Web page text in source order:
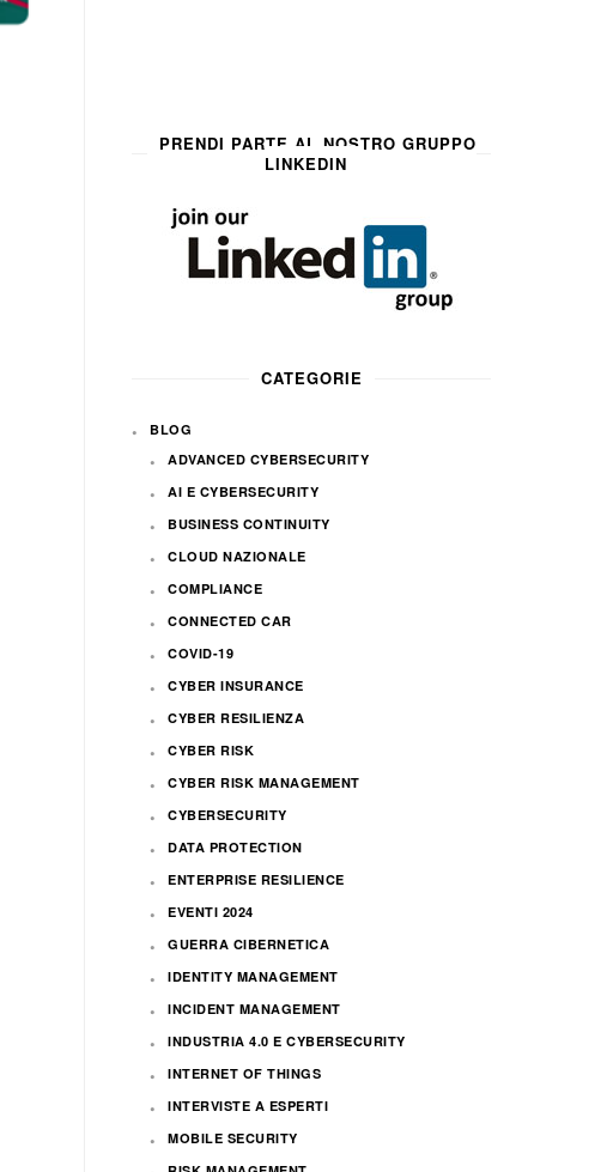
PRENDI PARTE AL NOSTRO GRUPPO
LINKEDIN
CATEGORIE
BLOG
ADVANCED CYBERSECURITY
AI E CYBERSECURITY
BUSINESS CONTINUITY
CLOUD NAZIONALE
COMPLIANCE
CONNECTED CAR
COVID-19
CYBER INSURANCE
CYBER RESILIENZA
CYBER RISK
CYBER RISK MANAGEMENT
CYBERSECURITY
DATA PROTECTION
ENTERPRISE RESILIENCE
EVENTI 2024
GUERRA CIBERNETICA
IDENTITY MANAGEMENT
INCIDENT MANAGEMENT
INDUSTRIA 4.0 E CYBERSECURITY
INTERNET OF THINGS
INTERVISTE A ESPERTI
MOBILE SECURITY